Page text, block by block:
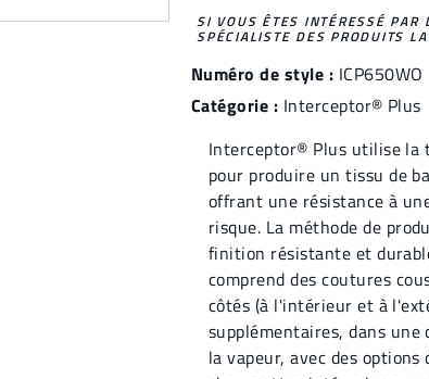
SI VOUS ÊTES INTÉRESSÉ
SPÉCIALISTE DES PRODUITS
Numéro de style : ICP650WO
Catégorie : Interceptor® Plus
Interceptor® Plus utilise la
pour produire un tissu de
offrant une résistance à
risque. La méthode de
finition résistante et
comprend des coutures
côtés (à l'intérieur et à
supplémentaires, dans
la vapeur, avec des